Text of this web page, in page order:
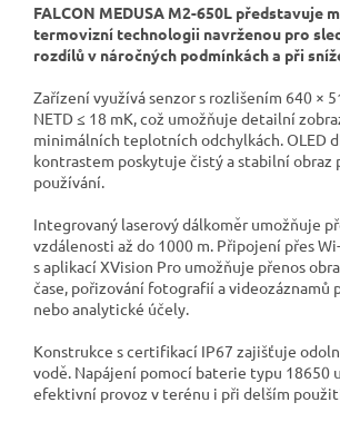
FALCON MEDUSA M2-650L představuje
termovizní technologii navrženou pro
rozdílů v náročných podmínkách a při
Zařízení využívá senzor s rozlišením 640 ×
NETD ≤ 18 mK, což umožňuje detailní
minimálních teplotních odchylkách. OLED
kontrastem poskytuje čistý a stabilní obraz
používání.
Integrovaný laserový dálkoměr umožňuje
vzdálenosti až do 1000 m. Připojení přes
s aplikací XVision Pro umožňuje přenos
čase, pořizování fotografií a videozáznamů
nebo analytické účely.
Konstrukce s certifikací IP67 zajišťuje
vodě. Napájení pomocí baterie typu 18650
efektivní provoz v terénu i při delším